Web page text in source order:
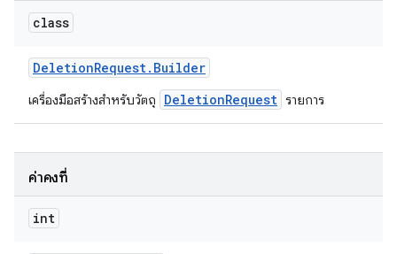
class
DeletionRequest. Builder
เครื่องมือสร้างสำหรับวัตถุ DeletionRequest รายการ
ค่าคงที่
int